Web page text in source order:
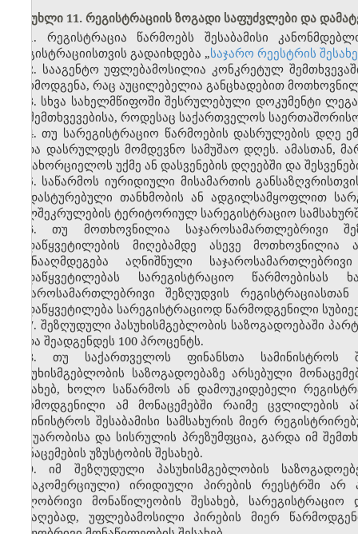
მუხლი 11. რეგისტრაციის ზოგადი საფუძვლები და
1. რეგისტრაცია წარმოებს შესაბამისი
რეგისტრაციისთვის გადაიხდება „საჯარო რეესტრის
2. სააგენტო უფლებამოსილია კონკრეტულ
წარმოდგენა, რაც აუცილებელია განცხადებით
3. სხვა სახელმწიფოში შესრულებული დოკუმენტი
იმ შემთხვევებისა, როდესაც საქართველოს
4. თუ სარეგისტრაციო წარმოების დასრულების დღე
უნდა დასრულდეს მომდევნო სამუშაო დღეს. ამასთან,
განახორციელოს უქმე ან დასვენების დღეებში და
5. საწარმოს იურიდიული მისამართის
დადასტურებული თანხმობის ან ადგილსამყოფლით
ხელშეკრულების ტერიტორიულ სარეგისტრაციო
6. თუ მოთხოვნილია საჯაროსამართლებრივი
გადაწყვეტილების მიღებამდე ასევე
ეწინააღმდეგება აღნიშნული
გადაწყვეტილებას სარეგისტრაციო
საჯაროსამართლებრივი შეზღუდვის
გადაწყვეტილება სარეგისტრაციოდ წარმოდგენილი
7. შეზღუდული პასუხისმგებლობის საზოგადოებაში
უნდა შეადგენდეს 100 პროცენტს.
8. თუ საქართველოს ფინანსთა სამინისტროს
პასუხისმგებლობის საზოგადოებაზე არსებული
შესახებ, ხოლო საწარმოს ან დამოუკიდებელი
წარმოდგენილი ამ მონაცემებში რაიმე ცვლილების
სამინისტროს შესაბამისი სამსახურის მიერ
უტყუარობისა და სისრულის პრეზუმფცია, გარდა იმ
მონაცემების უზუსტობის შესახებ.
9. იმ შეზღუდული პასუხისმგებლობის
(არაკომერციული) ირიდიული პირების რეესტრში
წილობრივი მონაწილეობის შესახებ,
მისაღებად, უფლებამოსილი პირების მიერ